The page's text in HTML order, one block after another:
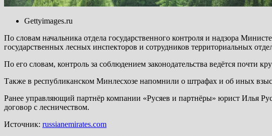
Gettyimages.ru
По словам начальника отдела государственного контроля и надзора
государственных лесных инспекторов и сотрудников территориальных
По его словам, контроль за соблюдением законодательства ведётся почти
Также в республиканском Минлесхозе напомнили о штрафах и об иных
Ранее управляющий партнёр компании «Русяев и партнёры» юрист Илья
договор с лесничеством.
Источник: russianemirates.com